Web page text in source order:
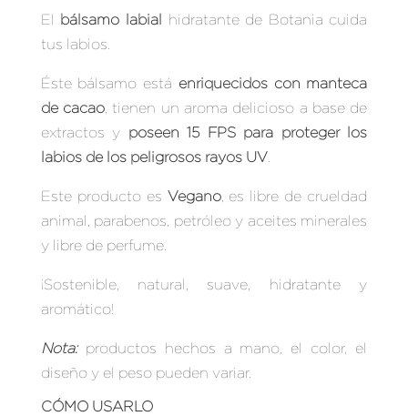
El bálsamo labial hidratante de Botania cuida
tus labios.
Éste bálsamo está enriquecidos con manteca
de cacao , tienen un aroma delicioso a base de
extractos y poseen 15 FPS para proteger los
labios de los peligrosos rayos UV.
Este producto es Vegano, es libre de crueldad
animal, parabenos, petróleo y aceites minerales
y libre de perfume.
¡Sostenible, natural, suave, hidratante y
aromático!
Nota:productos hechos a mano, el color, el
diseño y el peso pueden variar.
CÓMO USARLO